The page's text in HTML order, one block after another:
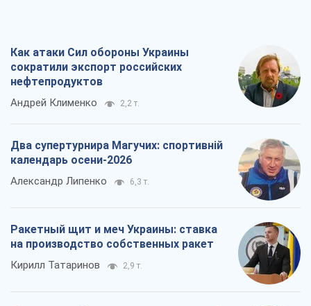
Как атаки Сил обороны Украины
сократили экспорт российских
нефтепродуктов
Андрей Клименко 2,2 т.
Два супертурнира Магучих: спортивній
календарь осени-2026
Александр Липенко 6,3 т.
Ракетный щит и меч Украины: ставка
на производство собственных ракет
Кирилл Татаринов 2,9 т.